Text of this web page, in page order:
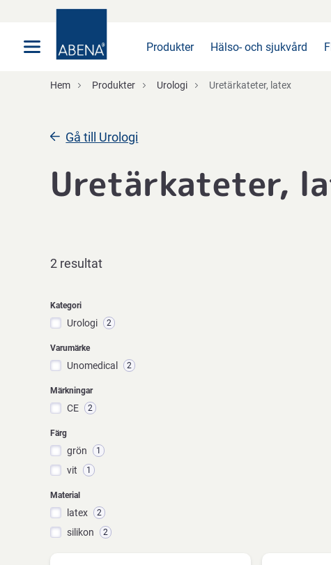
Produkter Hälso- och sjukvård
Hem Produkter Urologi Uretärkateter, latex
Gå till Urologi
Uretärkateter,
2 resultat
Kategori
Urologi 2
Varumärke
Unomedical 2
Märkningar
CE 2
Färg
grön 1
vit 1
Material
latex 2
silikon 2